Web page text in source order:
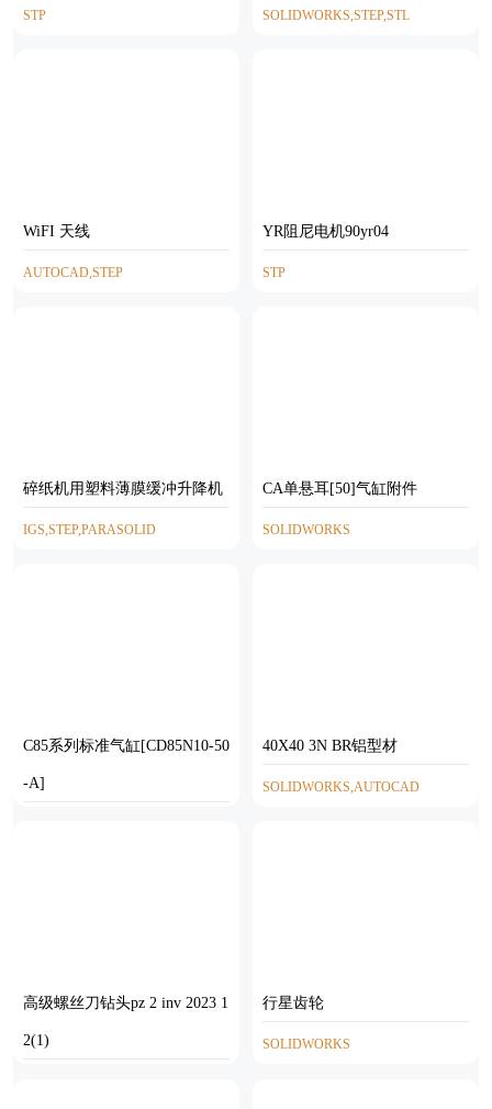
STP SOLIDWORKS,STEP,STL
WiFI 天线
AUTOCAD,STEP
YR阻尼电机90yr04
STP
碎纸机用塑料薄膜缓冲升降机
IGS,STEP,PARASOLID
CA单悬耳[50]气缸附件
SOLIDWORKS
C85系列标准气缸[CD85N10-50
-A]
40X40 3N BR铝型材
SOLIDWORKS,AUTOCAD
高级螺丝刀钻头pz 2 inv 2023 1
2(1)
行星齿轮
SOLIDWORKS